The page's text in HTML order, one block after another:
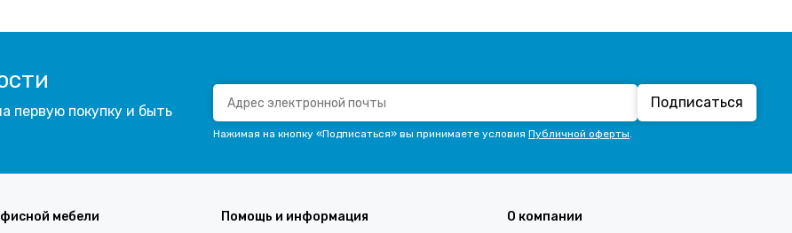
первую покупку и быть
Подписаться
Нажимая на кнопку «Подписаться» вы принимаете условия Публичной оферты.
мебели
Помощь и информация
О компании